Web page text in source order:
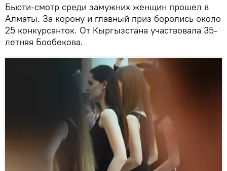
Бьюти-смотр среди замужних женщин прошел в
Алматы. За корону и главный приз боролись около
25 конкурсанток. От Кыргызстана участвовала 35-
летняя Бообекова.